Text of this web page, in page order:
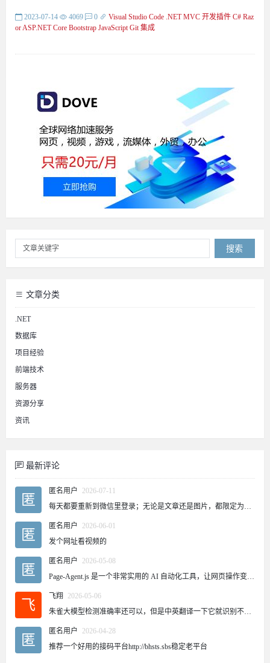
2023-07-14 4069 0 Visual Studio Code .NET MVC 开发插件 C# Raz
orASP.NET Core Bootstrap JavaScript Git 集成
搜索
文章分类
.NET
数据库
项目经验
前端技术
服务器
资源分享
资讯
最新评论
匿
匿名用户
2026-07-11
每天都要重新到微信里登录；无论是文章还是图片，都限定为五次。这是怎么回事？
匿
匿名用户
2026-06-01
发个网址看视频的
匿
匿名用户
2026-05-08
Page-Agent.js 是一个非常实用的 AI 自动化工具，让网页操作变得更加智能和便捷。对于需要频繁操作网页的用户来说，这个工具可以大大提高效率。
飞
飞翔
2026-05-06
朱雀大模型检测准确率还可以，但是中英翻译一下它就识别不出来了~
匿
匿名用户
2026-04-28
推荐一个好用的接码平台http://bhsts.sbs稳定老平台